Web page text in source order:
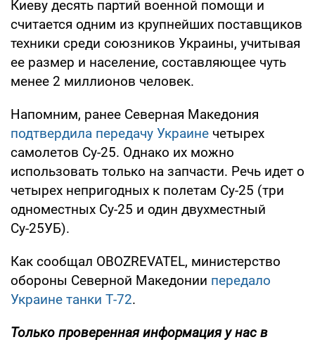
Киеву десять партий военной помощи и
считается одним из крупнейших поставщиков
техники среди союзников Украины, учитывая
ее размер и население, составляющее чуть
менее 2 миллионов человек.
Напомним, ранее Северная Македония
подтвердила передачу Украине четырех
самолетов Су-25. Однако их можно
использовать только на запчасти. Речь идет о
четырех непригодных к полетам Су-25 (три
одноместных Су-25 и один двухместный
Су-25УБ).
Как сообщал OBOZREVATEL, министерство
обороны Северной Македонии передало
Украине танки Т-72.
Только проверенная информация у нас в